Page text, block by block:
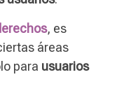
, es
áreas
para usuarios